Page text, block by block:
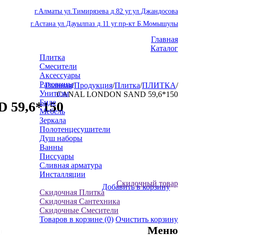
г.Алматы ул.Тимирязева д.82 уг.ул.Джандосова
г.Астана ул.Дауылпаз д.11 уг.пр-кт Б.Момышулы
Главная
Каталог
Плитка
Смесители
Аксессуары
Раковины
Унитазы
Биде
Мебель
Зеркала
Полотенцесушители
Душ наборы
Ванны
Писсуары
Сливная арматура
Инсталляции
Скидочный товар
Скидочная Плитка
Скидочная Сантехника
Скидочные Смесители
Товаров в корзине (0) Очистить корзину
Меню
Главная/Продукция/Плитка/ПЛИТКА/
CANAL LONDON SAND 59,6*150
59,6*150
Добавить в корзину